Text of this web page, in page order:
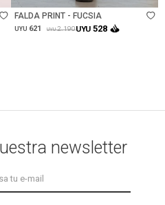
FALDA PRINT - FUCSIA
UYU 621 UYU 2.190UYU 528
newsletter